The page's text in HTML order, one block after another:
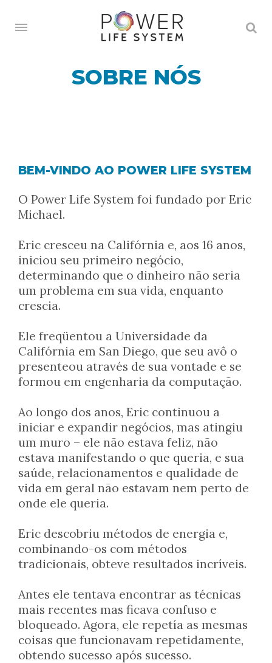
SOBRE NÓS
BEM-VINDO AO POWER LIFE SYSTEM
O Power Life System foi fundado por Eric
Michael.
Eric cresceu na Califórnia e, aos 16 anos,
iniciou seu primeiro negócio,
determinando que o dinheiro não seria
um problema em sua vida, enquanto
crescia.
Ele freqüentou a Universidade da
Califórnia em San Diego, que seu avô o
presenteou através de sua vontade e se
formou em engenharia da computação.
Ao longo dos anos, Eric continuou a
iniciar e expandir negócios, mas atingiu
um muro – ele não estava feliz, não
estava manifestando o que queria, e sua
saúde, relacionamentos e qualidade de
vida em geral não estavam nem perto de
onde ele queria.
Eric descobriu métodos de energia e,
combinando-os com métodos
tradicionais, obteve resultados incríveis.
Antes ele tentava encontrar as técnicas
mais recentes mas ficava confuso e
bloqueado. Agora, ele repetía as mesmas
coisas que funcionavam repetidamente,
obtendo sucesso após sucesso.